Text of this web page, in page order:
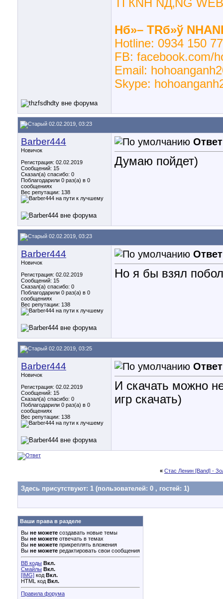
TГЌNH NД‚NG
Hб»– TRб»ў
Hotline: 0934 150
FB: facebook.com/
Email:
Skype:
02.02.2019, 03:23
Barber444
Новичок
Регистрация: 02.02.2019
Сообщений: 15
Сказал(а) спасибо: 0
Поблагодарили 0 раз(а) в 0
сообщениях
Вес репутации: 138
Думаю пойдет)
02.02.2019, 03:23
Barber444
Новичок
Регистрация: 02.02.2019
Сообщений: 15
Сказал(а) спасибо: 0
Поблагодарили 0 раз(а) в 0
сообщениях
Вес репутации: 138
Но я бы взял
02.02.2019, 03:25
Barber444
Новичок
Регистрация: 02.02.2019
Сообщений: 15
Сказал(а) спасибо: 0
Поблагодарили 0 раз(а) в 0
сообщениях
Вес репутации: 138
И скачать можно
игр скачать)
« Стас Ленин [Band] -
Здесь присутствуют: 1 (пользователей: 0 , гостей: 1)
Ваши права в разделе
Вы не можете создавать новые темы
Вы не можете отвечать в темах
Вы не можете прикреплять вложения
Вы не можете редактировать свои сообщения
BB коды Вкл.
Смайлы Вкл.
[IMG] код Вкл.
HTML код Вкл.
Правила форума